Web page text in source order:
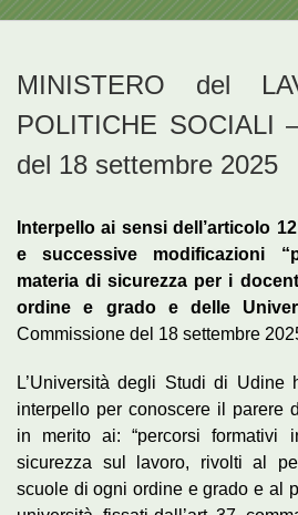
MINISTERO del
POLITICHE SOCIALI
del 18 settembre 2025
Interpello ai sensi dell’articolo
e successive modificazioni
materia di sicurezza per i
ordine e grado e delle
Commissione del 18 settembre
L’Università degli Studi di Udine
interpello per conoscere il parere
in merito ai: “percorsi formativi
sicurezza sul lavoro, rivolti al
scuole di ogni ordine e grado e al